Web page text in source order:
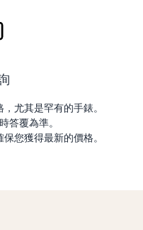
尤其是罕有的手錶。
答覆為準。
您獲得最新的價格。